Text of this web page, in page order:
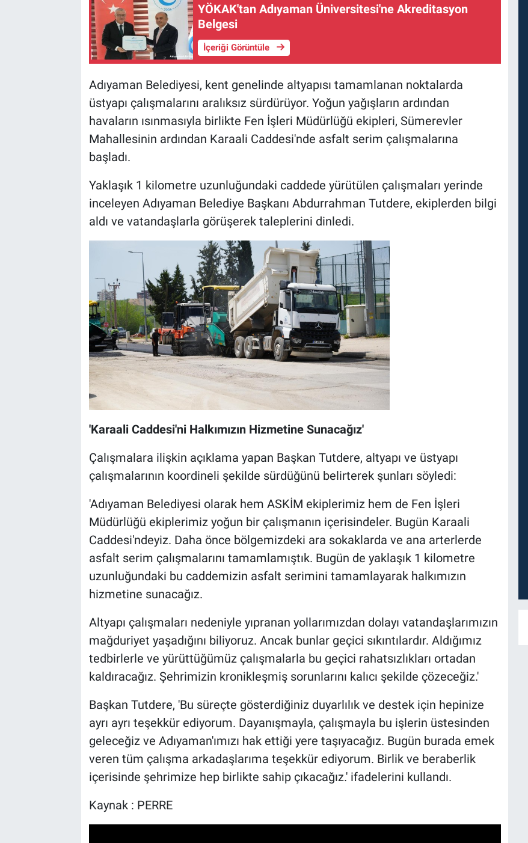
YÖKAK'tan Adıyaman Üniversitesi'ne Akreditasyon
Belgesi
İçeriği Görüntüle
Adıyaman Belediyesi, kent genelinde altyapısı tamamlanan noktalarda
üstyapı çalışmalarını aralıksız sürdürüyor. Yoğun yağışların ardından
havaların ısınmasıyla birlikte Fen İşleri Müdürlüğü ekipleri, Sümerevler
Mahallesinin ardından Karaali Caddesi'nde asfalt serim çalışmalarına
başladı.
Yaklaşık 1 kilometre uzunluğundaki caddede yürütülen çalışmaları yerinde
inceleyen Adıyaman Belediye Başkanı Abdurrahman Tutdere, ekiplerden bilgi
aldı ve vatandaşlarla görüşerek taleplerini dinledi.
'Karaali Caddesi'ni Halkımızın Hizmetine Sunacağız'
Çalışmalara ilişkin açıklama yapan Başkan Tutdere, altyapı ve üstyapı
çalışmalarının koordineli şekilde sürdüğünü belirterek şunları söyledi:
'Adıyaman Belediyesi olarak hem ASKİM ekiplerimiz hem de Fen İşleri
Müdürlüğü ekiplerimiz yoğun bir çalışmanın içerisindeler. Bugün Karaali
Caddesi'ndeyiz. Daha önce bölgemizdeki ara sokaklarda ve ana arterlerde
asfalt serim çalışmalarını tamamlamıştık. Bugün de yaklaşık 1 kilometre
uzunluğundaki bu caddemizin asfalt serimini tamamlayarak halkımızın
hizmetine sunacağız.
Altyapı çalışmaları nedeniyle yıpranan yollarımızdan dolayı vatandaşlarımızın
mağduriyet yaşadığını biliyoruz. Ancak bunlar geçici sıkıntılardır. Aldığımız
tedbirlerle ve yürüttüğümüz çalışmalarla bu geçici rahatsızlıkları ortadan
kaldıracağız. Şehrimizin kronikleşmiş sorunlarını kalıcı şekilde çözeceğiz.'
Başkan Tutdere, 'Bu süreçte gösterdiğiniz duyarlılık ve destek için hepinize
ayrı ayrı teşekkür ediyorum. Dayanışmayla, çalışmayla bu işlerin üstesinden
geleceğiz ve Adıyaman'ımızı hak ettiği yere taşıyacağız. Bugün burada emek
veren tüm çalışma arkadaşlarıma teşekkür ediyorum. Birlik ve beraberlik
içerisinde şehrimize hep birlikte sahip çıkacağız.' ifadelerini kullandı.
Kaynak : PERRE